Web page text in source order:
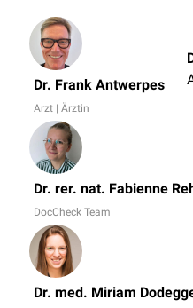
Dr. Frank Antwerpes
Arzt | Ärztin
Dr. rer. nat. Fabienne
DocCheck Team
Dr. med. Miriam